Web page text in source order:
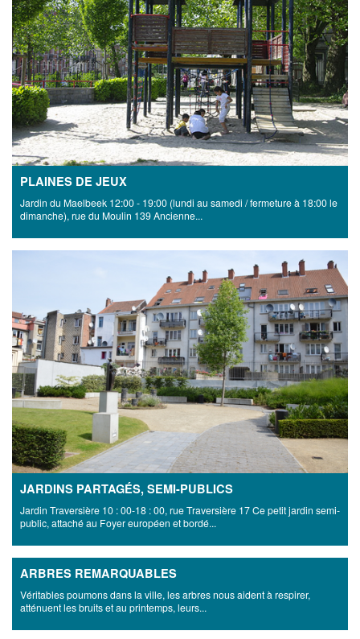
PLAINES DE JEUX
Jardin du Maelbeek 12:00 - 19:00 (lundi au samedi / fermeture à 18:00 le
dimanche), rue du Moulin 139 Ancienne...
JARDINS PARTAGÉS, SEMI-PUBLICS
Jardin Traversière 10 : 00-18 : 00, rue Traversière 17 Ce petit jardin semi-
public, attaché au Foyer européen et bordé...
ARBRES REMARQUABLES
Véritables poumons dans la ville, les arbres nous aident à respirer,
atténuent les bruits et au printemps, leurs...